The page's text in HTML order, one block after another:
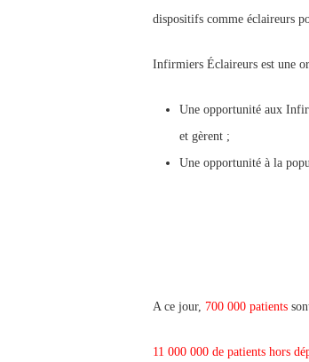
dispositifs comme éclaireurs
Infirmiers Éclaireurs est une
Une opportunité aux
et gèrent ;
Une opportunité à la
A ce jour, 700 000 patients
11 000 000 de patients hors